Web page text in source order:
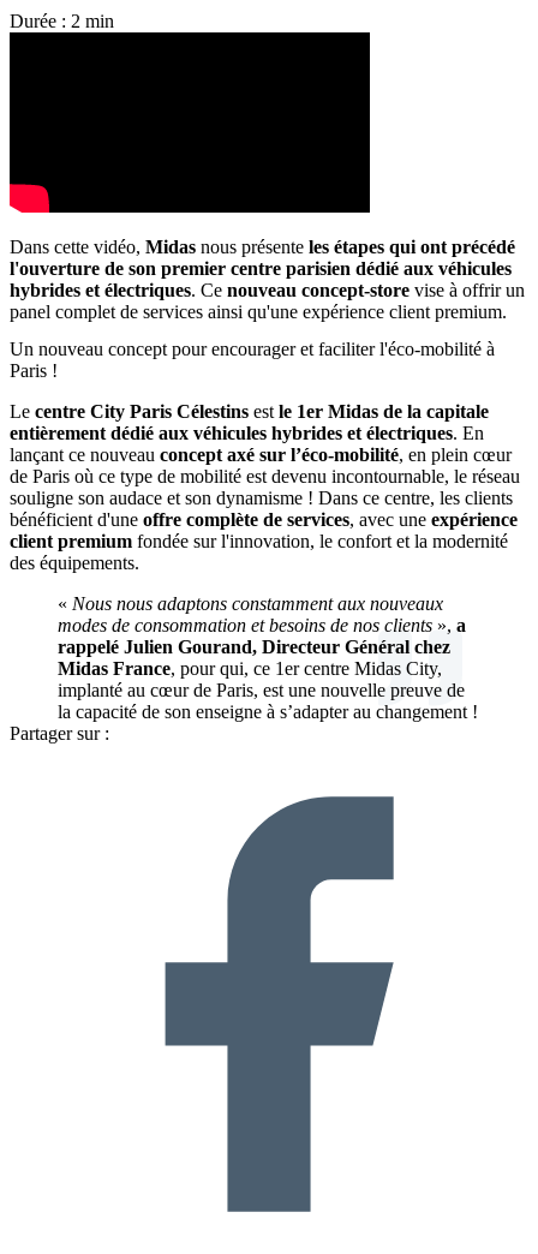
Durée : 2 min
Dans cette vidéo, Midas nous présente les étapes qui ont précédé
l'ouverture de son premier centre parisien dédié aux véhicules
hybrides et électriques. Ce nouveau concept-store vise à offrir un
panel complet de services ainsi qu'une expérience client premium.
Un nouveau concept pour encourager et faciliter l'éco-mobilité à
Paris !
Le centre City Paris Célestins est le 1er Midas de la capitale
entièrement dédié aux véhicules hybrides et électriques. En
lançant ce nouveau concept axé sur l’éco-mobilité, en plein cœur
de Paris où ce type de mobilité est devenu incontournable, le réseau
souligne son audace et son dynamisme ! Dans ce centre, les clients
bénéficient d'une offre complète de services, avec une expérience
client premium fondée sur l'innovation, le confort et la modernité
des équipements.
« Nous nous adaptons constamment aux nouveaux
modes de consommation et besoins de nos clients », a
rappelé Julien Gourand, Directeur Général chez
Midas France, pour qui, ce 1er centre Midas City,
implanté au cœur de Paris, est une nouvelle preuve de
la capacité de son enseigne à s’adapter au changement !
Partager sur :